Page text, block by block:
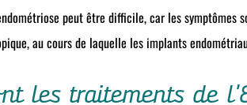
peut être difficile, car les
au cours de laquelle les implants
les traitements de